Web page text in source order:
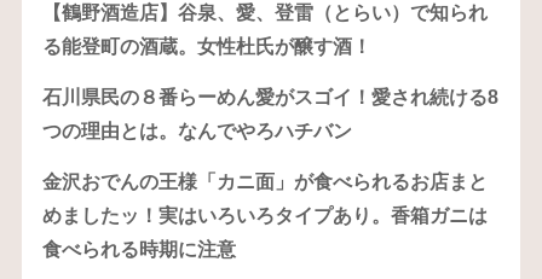
【鶴野酒造店】谷泉、愛、登雷（とらい）で知られ
る能登町の酒蔵。女性杜氏が醸す酒！
石川県民の８番らーめん愛がスゴイ！愛され続ける8
つの理由とは。なんでやろハチバン
金沢おでんの王様「カニ面」が食べられるお店まと
めましたッ！実はいろいろタイプあり。香箱ガニは
食べられる時期に注意